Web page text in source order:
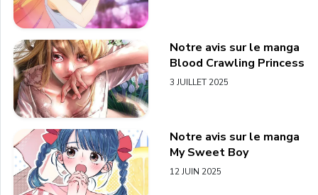
Notre avis sur le manga
Blood Crawling Princess
3 JUILLET 2025
Notre avis sur le manga
My Sweet Boy
12 JUIN 2025